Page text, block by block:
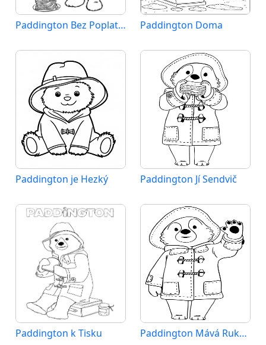
Paddington Bez Poplatku Paddington Doma
Paddington je Hezký Paddington Jí Sendvič
Paddington k Tisku Paddington Mává Rukou